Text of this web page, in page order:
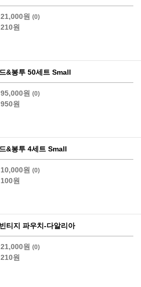
21,000원 (0)
210원
&봉투 50세트 Small
95,000원 (0)
950원
&봉투 4세트 Small
10,000원 (0)
100원
티지 파우치-다알리아
21,000원 (0)
210원